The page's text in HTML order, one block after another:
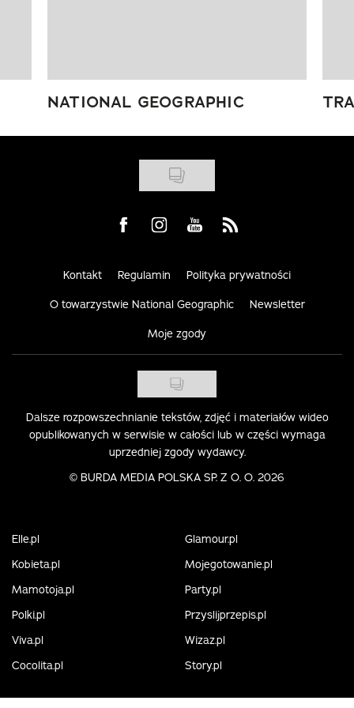
NATIONAL GEOGRAPHIC
Visit us on Facebook
Visit us on Instagram
Visit us on Youtube
Visit us on Rss
Kontakt Regulamin Polityka prywatności
O towarzystwie National Geographic Newsletter
Moje zgody
Dalsze rozpowszechnianie tekstów, zdjęć i materiałów wideo
opublikowanych w serwisie w całości lub w części wymaga
uprzedniej zgody wydawcy.
© BURDA MEDIA POLSKA SP. Z O. O. 2026
Elle.pl
Glamour.pl
Kobieta.pl
Mojegotowanie.pl
Mamotoja.pl
Party.pl
Polki.pl
Przyslijprzepis.pl
Viva.pl
Wizaz.pl
Cocolita.pl
Story.pl